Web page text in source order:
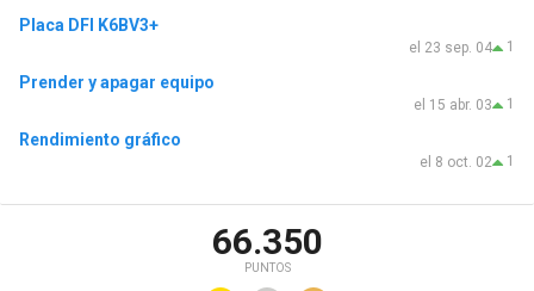
Placa DFI K6BV3+
1
el 23 sep. 04
Prender y apagar equipo
1
el 15 abr. 03
Rendimiento gráfico
1
el 8 oct. 02
66.350
PUNTOS